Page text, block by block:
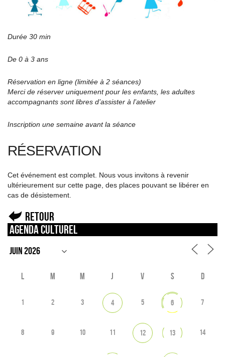
Durée 30 min
De 0 à 3 ans
Réservation en ligne (limitée à 2 séances)
Merci de réserver uniquement pour les enfants, les adultes
accompagnants sont libres d’assister à l’atelier
Inscription une semaine avant la séance
RÉSERVATION
Cet événement est complet. Nous vous invitons à revenir
ultérieurement sur cette page, des places pouvant se libérer en
cas de désistement.
Retour
Agenda culturel
L M M J V S D
1 2 3 4 5 6 7
8 9 10 11 12 13 14